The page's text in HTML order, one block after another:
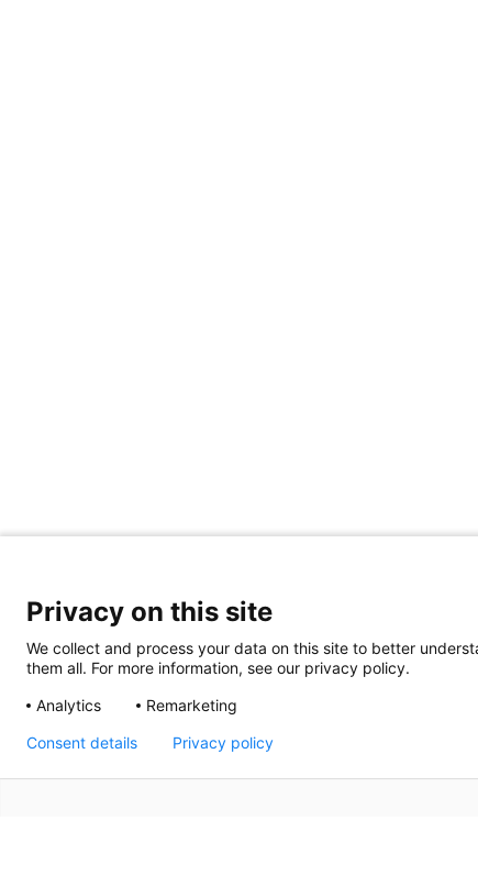
Privacy on this site
We collect and process your data on this site to better
them all. For more information, see our privacy policy.
Analytics
Remarketing
Consent details Privacy policy